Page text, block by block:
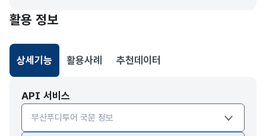
활용 정보
상세기능
선택됨
활용사례 추천데이터
API 서비스
API서비스 종류 선택